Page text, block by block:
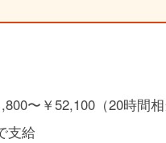
〜￥52,100（20時間
支給